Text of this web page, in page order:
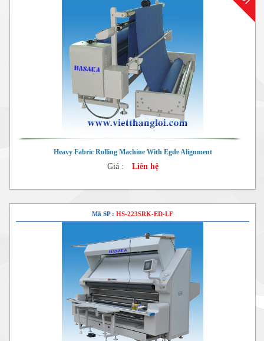
Heavy Fabric Rolling Machine With Egde Alignment
Giá : Liên hệ
Mã SP : HS-223SRK-ED-LF